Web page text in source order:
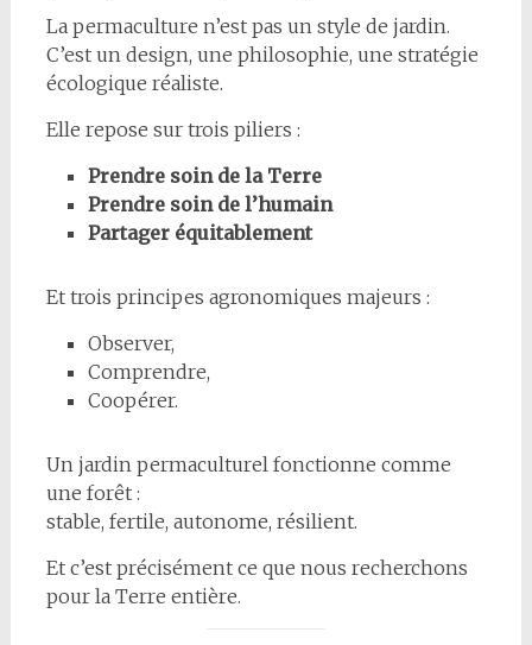
La permaculture n’est pas un style de jardin.
C’est un design, une philosophie, une stratégie
écologique réaliste.
Elle repose sur trois piliers :
Prendre soin de la Terre
Prendre soin de l’humain
Partager équitablement
Et trois principes agronomiques majeurs :
Observer,
Comprendre,
Coopérer.
Un jardin permaculturel fonctionne comme
une forêt :
stable, fertile, autonome, résilient.
Et c’est précisément ce que nous recherchons
pour la Terre entière.